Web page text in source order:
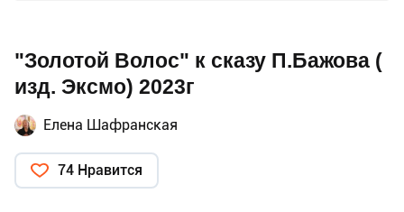
"Золотой Волос" к сказу П.Бажова (
изд. Эксмо) 2023г
Елена Шафранская
74 Нравится